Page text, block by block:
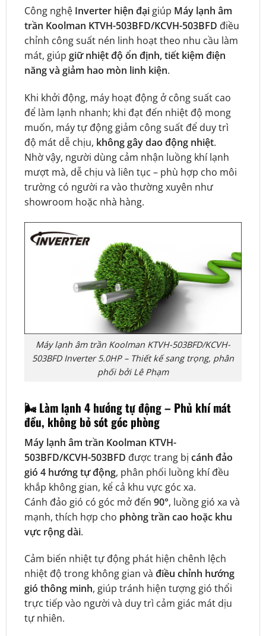
Công nghệ Inverter hiện đạigiúp Máy lạnh âm
trần Koolman KTVH-503BFD/KCVH-503BFD điều
chỉnh công suất nén linh hoạt theo nhu cầu làm
mát, giúp giữ nhiệt độ ổn định, tiết kiệm điện
năng và giảm hao mòn linh kiện.
Khi khởi động, máy hoạt động ở công suất cao
để làm lạnh nhanh; khi đạt đến nhiệt độ mong
muốn, máy tự động giảm công suất để duy trì
độ mát dễ chịu, không gây dao động nhiệt.
Nhờ vậy, người dùng cảm nhận luồng khí lạnh
mượt mà, dễ chịu và liên tục – phù hợp cho môi
trường có người ra vào thường xuyên như
showroom hoặc nhà hàng.
Máy lạnh âm trần Koolman KTVH-503BFD/KCVH-
503BFD Inverter 5.0HP – Thiết kế sang trọng, phân
phối bởi Lê Phạm
🌬️Làm lạnh 4 hướng tự động – Phủ khí mát
đều, không bỏ sót góc phòng
Máy lạnh âm trần Koolman KTVH-
503BFD/KCVH-503BFD được trang bị cánh đảo
gió 4 hướng tự động, phân phối luồng khí đều
khắp không gian, kể cả khu vực góc xa.
Cánh đảo gió có góc mở đến 90°, luồng gió xa và
mạnh, thích hợp cho phòng trần cao hoặc khu
vực rộng dài.
Cảm biến nhiệt tự động phát hiện chênh lệch
nhiệt độ trong không gian và điều chỉnh hướng
gió thông minh, giúp tránh hiện tượng gió thổi
trực tiếp vào người và duy trì cảm giác mát dịu
tự nhiên.